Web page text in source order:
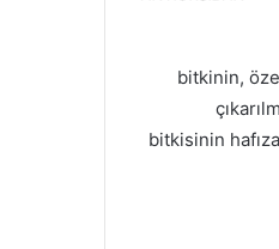
bitkinin,
bitkisinin